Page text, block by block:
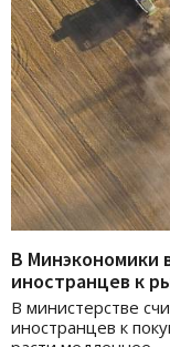
В Минэкономики
иностранцев к
В министерстве
иностранцев к